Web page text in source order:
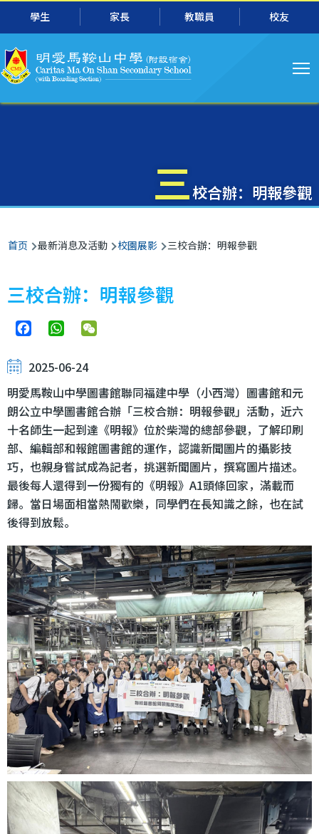
跳转到主要内容
學生 家長 教職員 校友
导
航
三校合辦：明報參觀
面
包
屑
首页 最新消息及活動 校園展影 三校合辦：明報參觀
三校合辦：明報參觀
FacebookWhatsApp
2025-06-24
明愛馬鞍山中學圖書館聯同福建中學（小西灣）圖書館和元
朗公立中學圖書館合辦「三校合辦：明報參觀」活動，近六
十名師生一起到達《明報》位於柴灣的總部參觀，了解印刷
部、編輯部和報館圖書館的運作，認識新聞圖片的攝影技
巧，也親身嘗試成為記者，挑選新聞圖片，撰寫圖片描述。
最後每人還得到一份獨有的《明報》A1頭條回家，滿載而
歸。當日場面相當熱鬧歡樂，同學們在長知識之餘，也在試
後得到放鬆。